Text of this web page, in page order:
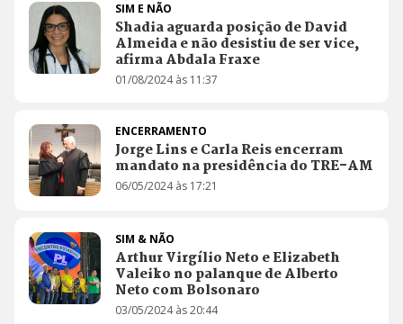
SIM E NÃO
Shadia aguarda posição de David
Almeida e não desistiu de ser vice,
afirma Abdala Fraxe
01/08/2024 às 11:37
ENCERRAMENTO
Jorge Lins e Carla Reis encerram
mandato na presidência do TRE-AM
06/05/2024 às 17:21
SIM & NÃO
Arthur Virgílio Neto e Elizabeth
Valeiko no palanque de Alberto
Neto com Bolsonaro
03/05/2024 às 20:44